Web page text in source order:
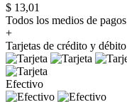
$ 13,01
Todos los medios de pagos
+
Tarjetas de crédito y débito
Efectivo